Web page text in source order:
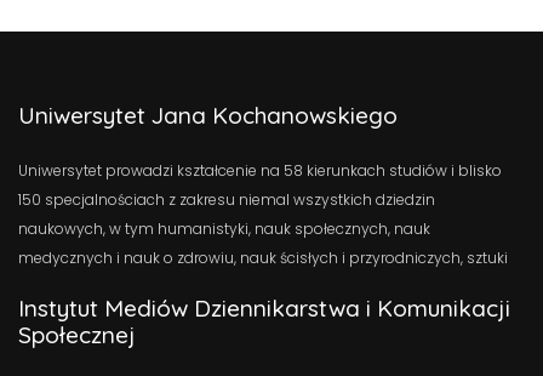
Uniwersytet Jana Kochanowskiego
Uniwersytet prowadzi kształcenie na 58 kierunkach studiów i blisko
150 specjalnościach z zakresu niemal wszystkich dziedzin
naukowych, w tym humanistyki, nauk społecznych, nauk
medycznych i nauk o zdrowiu, nauk ścisłych i przyrodniczych, sztuki
Instytut Mediów Dziennikarstwa i Komunikacji
Społecznej